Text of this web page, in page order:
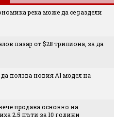
река може да се раздели
пазар от $28 трилиона, за да
ползва новия AI модел на
продава основно на
2,5 пъти за 10 години